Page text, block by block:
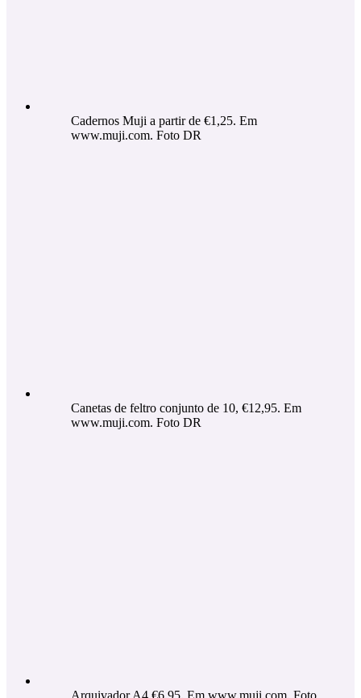
Cadernos Muji a partir de €1,25. Em
www.muji.com. Foto DR
Canetas de feltro conjunto de 10, €12,95. Em
www.muji.com. Foto DR
Arquivador A4 €6,95. Em www.muji.com. Foto